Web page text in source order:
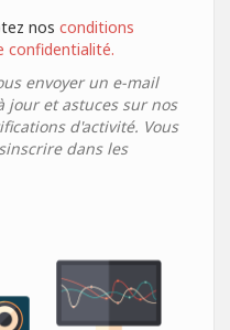
nos conditions
confidentialité.
envoyer un e-mail
jour et astuces sur nos
d'activité. Vous
dans les